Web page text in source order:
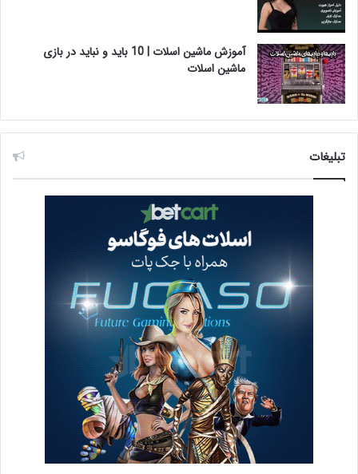
آموزش ماشین اسلات | 10 باید و نباید در بازی
ماشین اسلات
تبلیغات